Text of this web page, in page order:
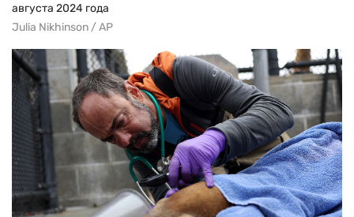
августа 2024 года
Julia Nikhinson / AP